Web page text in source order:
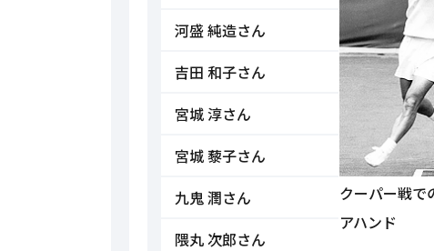
クーパー戦で
アハンド
河盛 純造さん
吉田 和子さん
宮城 淳さん
宮城 藜子さん
九鬼 潤さん
隈丸 次郎さん